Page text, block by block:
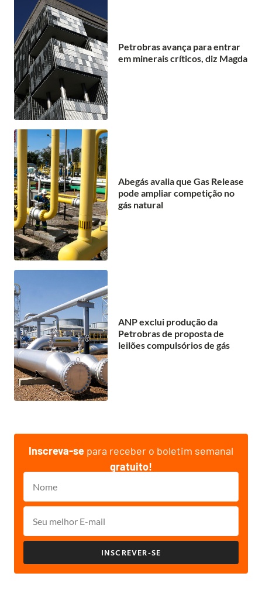
Petrobras avança para entrar
em minerais críticos, diz Magda
Abegás avalia que Gas Release
pode ampliar competição no
gás natural
ANP exclui produção da
Petrobras de proposta de
leilões compulsórios de gás
Inscreva-se para receber o boletim semanal
gratuito!
INSCREVER-SE